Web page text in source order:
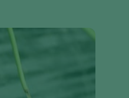
Brasil
Canada (English)
Canada (French)